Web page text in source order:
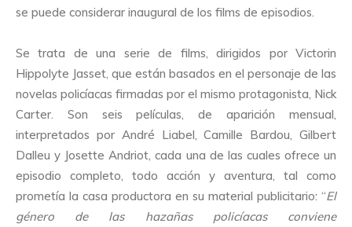
se puede considerar inaugural de los films de episodios.
Se trata de una serie de films, dirigidos por Victorin
Hippolyte Jasset, que están basados en el personaje de las
novelas policíacas firmadas por el mismo protagonista, Nick
Carter. Son seis películas, de aparición mensual,
interpretados por André Liabel, Camille Bardou, Gilbert
Dalleu y Josette Andriot, cada una de las cuales ofrece un
episodio completo, todo acción y aventura, tal como
prometía la casa productora en su material publicitario: “El
género de las hazañas policíacas conviene